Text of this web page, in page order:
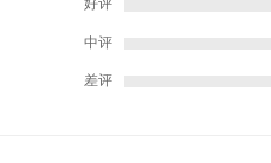
好评
中评
差评